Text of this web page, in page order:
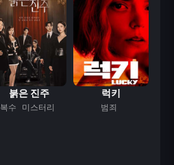
붉은 진주
복수 미스터리
럭키
범죄